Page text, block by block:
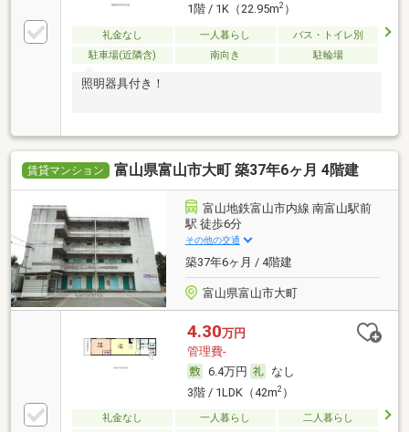
1階 / 1K（22.95m2）
礼金なし 一人暮らし
バス・トイレ別
駐車場(近隣含)
南向き 駐輪場
照明器具付き！
賃貸マンション 富山県富山市大町 築37年6ヶ月 4階建
富山地鉄富山市内線 南富山駅前
駅 徒歩6分
その他の交通
築37年6ヶ月 / 4階建
富山県富山市大町
4.30万円
管理費-
6.4万円
なし
3階 / 1LDK（42m2）
礼金なし 一人暮らし
二人暮らし